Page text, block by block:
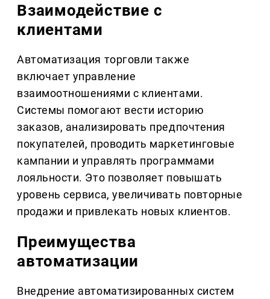
Взаимодействие с
клиентами
Автоматизация торговли также
включает управление
взаимоотношениями с клиентами.
Системы помогают вести историю
заказов, анализировать предпочтения
покупателей, проводить маркетинговые
кампании и управлять программами
лояльности. Это позволяет повышать
уровень сервиса, увеличивать повторные
продажи и привлекать новых клиентов.
Преимущества
автоматизации
Внедрение автоматизированных систем